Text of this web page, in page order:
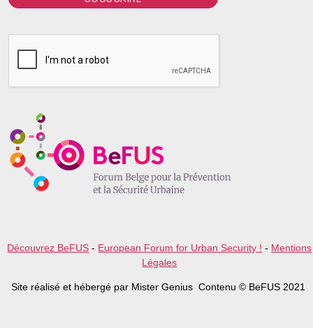
l
e
h
d
p
Découvrez BeFUS - European Forum for Urban Security ! - Mentions
Légales
Site réalisé et hébergé par Mister Genius Contenu © BeFUS 2021